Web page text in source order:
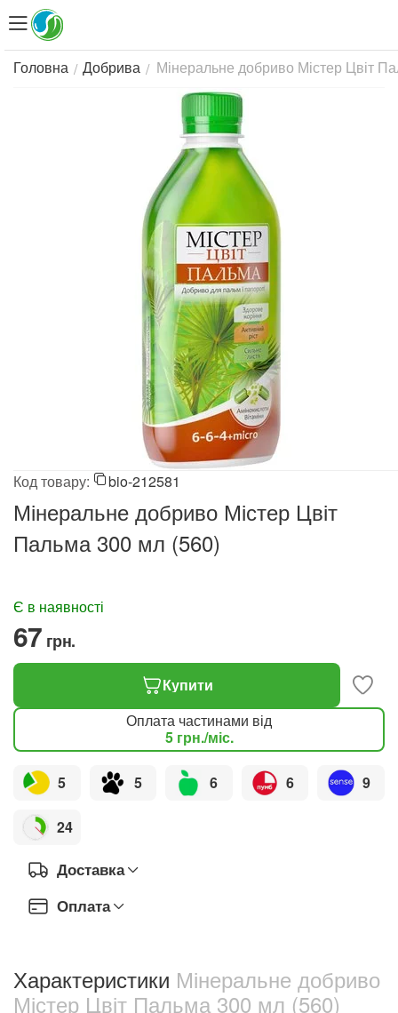
Головна / Добрива / Мінеральне добриво Містер Цвіт
Код товару: bio-212581
Мінеральне добриво Містер Цвіт
Пальма 300 мл (560)
‍67‍ грн.
Є в наявності
Купити
Оплата частинами від
5 грн./міс.
5 5 6 6 9
24
Доставка
Оплата
Характеристики Мінеральне добриво
Містер Цвіт Пальма 300 мл (560)